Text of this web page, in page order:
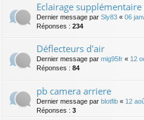
Eclairage
Dernier message par Sly83 « 06
Réponses : 234
Déflecteurs d'air
Dernier message par mig95fr « 12
Réponses : 84
pb camera arriere
Dernier message par blotfib « 12
Réponses : 3